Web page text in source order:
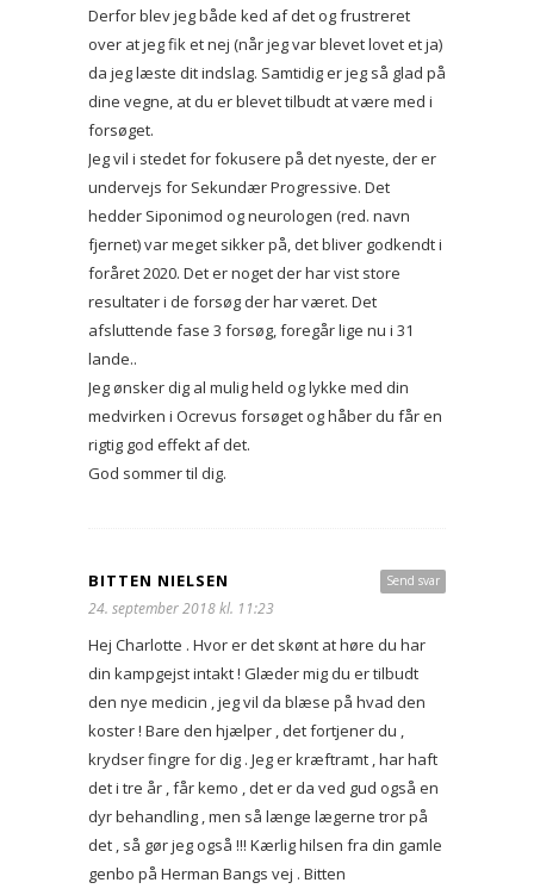
Derfor blev jeg både ked af det og frustreret
over at jeg fik et nej (når jeg var blevet lovet et ja)
da jeg læste dit indslag. Samtidig er jeg så glad på
dine vegne, at du er blevet tilbudt at være med i
forsøget.
Jeg vil i stedet for fokusere på det nyeste, der er
undervejs for Sekundær Progressive. Det
hedder Siponimod og neurologen (red. navn
fjernet) var meget sikker på, det bliver godkendt i
foråret 2020. Det er noget der har vist store
resultater i de forsøg der har været. Det
afsluttende fase 3 forsøg, foregår lige nu i 31
lande..
Jeg ønsker dig al mulig held og lykke med din
medvirken i Ocrevus forsøget og håber du får en
rigtig god effekt af det.
God sommer til dig.
Send svar
BITTEN NIELSEN
24. september 2018 kl. 11:23
Hej Charlotte . Hvor er det skønt at høre du har
din kampgejst intakt ! Glæder mig du er tilbudt
den nye medicin , jeg vil da blæse på hvad den
koster ! Bare den hjælper , det fortjener du ,
krydser fingre for dig . Jeg er kræftramt , har haft
det i tre år , får kemo , det er da ved gud også en
dyr behandling , men så længe lægerne tror på
det , så gør jeg også !!! Kærlig hilsen fra din gamle
genbo på Herman Bangs vej . Bitten